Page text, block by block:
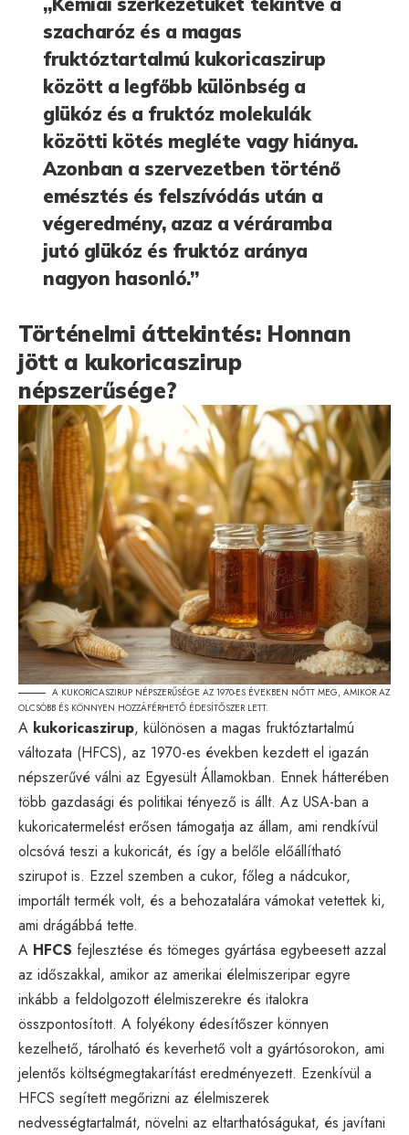
szacharóz és a magas
fruktóztartalmú kukoricaszirup
között a legfőbb különbség a
glükóz és a fruktóz molekulák
közötti kötés megléte vagy hiánya.
Azonban a szervezetben történő
emésztés és felszívódás után a
végeredmény, azaz a véráramba
jutó glükóz és fruktóz aránya
nagyon hasonló.”
Történelmi áttekintés: Honnan
jött a kukoricaszirup
népszerűsége?
A KUKORICASZIRUP NÉPSZERŰSÉGE AZ 1970-ES ÉVEKBEN NŐTT MEG, AMIKOR AZ
OLCSÓBB ÉS KÖNNYEN HOZZÁFÉRHETŐ ÉDESÍTŐSZER LETT.
A kukoricaszirup, különösen a magas fruktóztartalmú
változata (HFCS), az 1970-es években kezdett el igazán
népszerűvé válni az Egyesült Államokban. Ennek hátterében
több gazdasági és politikai tényező is állt. Az USA-ban a
kukoricatermelést erősen támogatja az állam, ami rendkívül
olcsóvá teszi a kukoricát, és így a belőle előállítható
szirupot is. Ezzel szemben a cukor, főleg a nádcukor,
importált termék volt, és a behozatalára vámokat vetettek ki,
ami drágábbá tette.
A HFCS fejlesztése és tömeges gyártása egybeesett azzal
az időszakkal, amikor az amerikai élelmiszeripar egyre
inkább a feldolgozott élelmiszerekre és italokra
összpontosított. A folyékony édesítőszer könnyen
kezelhető, tárolható és keverhető volt a gyártósorokon, ami
jelentős költségmegtakarítást eredményezett. Ezenkívül a
HFCS segített megőrizni az élelmiszerek
nedvességtartalmát, növelni az eltarthatóságukat, és javítani